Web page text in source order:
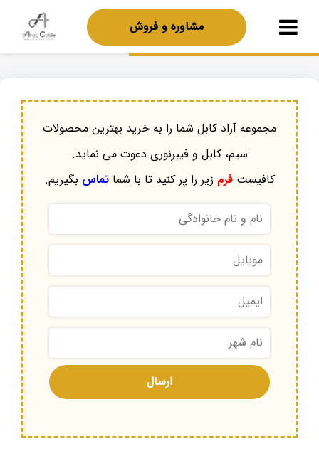
مشاوره و فروش
مجموعه آراد کابل شما را به خرید بهترین محصولات
سیم، کابل و فیبرنوری دعوت می نماید.
کافیستفرم زیر را پر کنید تا با شماتماس بگیریم.